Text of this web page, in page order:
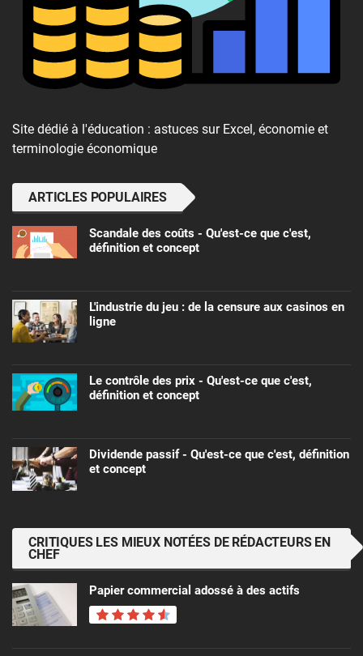
Site dédié à l'éducation : astuces sur Excel, économie et
terminologie économique
ARTICLES POPULAIRES
Scandale des coûts - Qu'est-ce que c'est,
définition et concept
L'industrie du jeu : de la censure aux casinos en
ligne
Le contrôle des prix - Qu'est-ce que c'est,
définition et concept
Dividende passif - Qu'est-ce que c'est, définition
et concept
CRITIQUES LES MIEUX NOTÉES DE RÉDACTEURS EN
CHEF
Papier commercial adossé à des actifs